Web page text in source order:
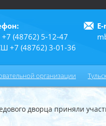
(48762) 5-12-47
+7 (48762) 3-01-36
организации
дворца приняли